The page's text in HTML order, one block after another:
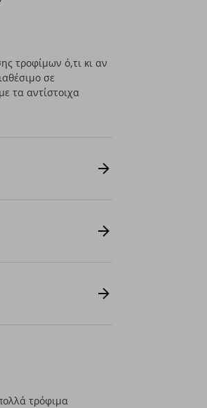
τροφίμων ό,τι κι αν
σε
τα αντίστοιχα
τρόφιμα